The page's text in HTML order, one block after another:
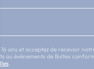
ans et acceptez de recevoir
ou évènements de Bultex